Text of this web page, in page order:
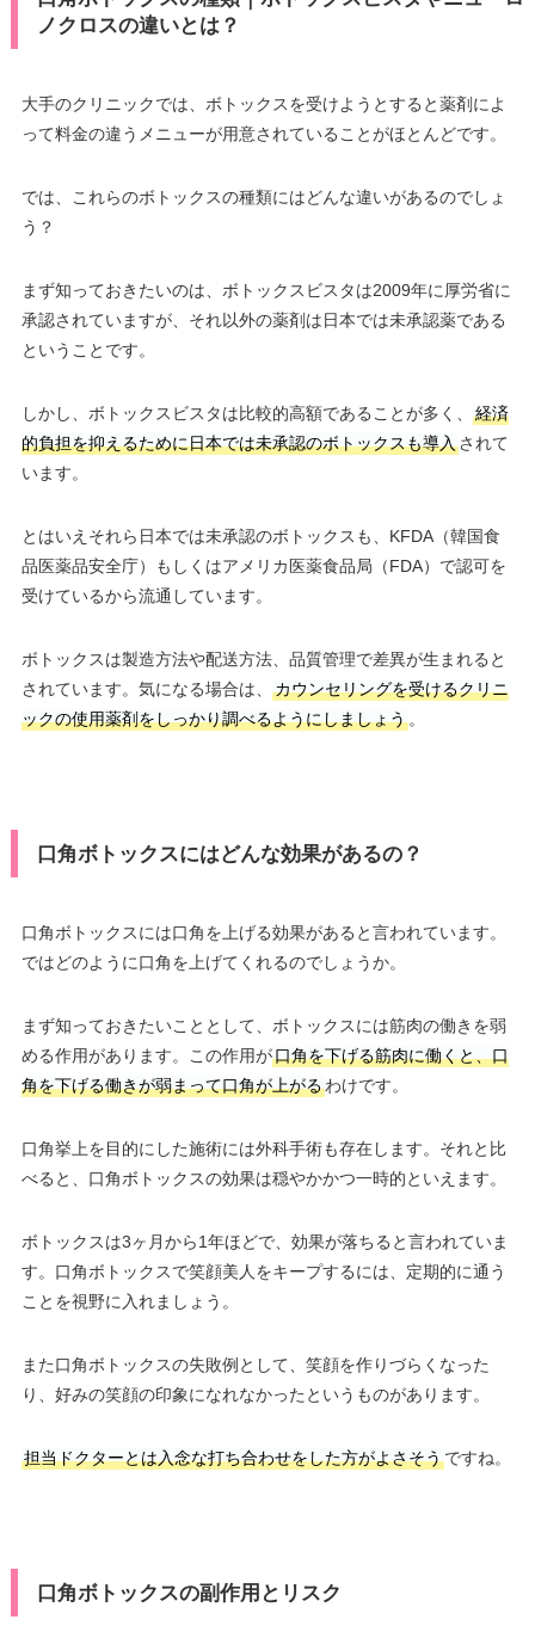
ノクロスの違いとは？
大手のクリニックでは、ボトックスを受けようとすると薬剤によ
って料金の違うメニューが用意されていることがほとんどです。
では、これらのボトックスの種類にはどんな違いがあるのでしょ
う？
まず知っておきたいのは、ボトックスビスタは2009年に厚労省に
承認されていますが、それ以外の薬剤は日本では未承認薬である
ということです。
しかし、ボトックスビスタは比較的高額であることが多く、
経済
的負担を抑えるために日本では未承認のボトックスも導入されて
います。
とはいえそれら日本では未承認のボトックスも、KFDA（韓国食
品医薬品安全庁）もしくはアメリカ医薬食品局（FDA）で認可を
受けているから流通しています。
ボトックスは製造方法や配送方法、品質管理で差異が生まれると
されています。気になる場合は、
カウンセリングを受けるクリニ
ックの使用薬剤をしっかり調べるようにしましょう。
口角ボトックスにはどんな効果があるの？
口角ボトックスには口角を上げる効果があると言われています。
ではどのように口角を上げてくれるのでしょうか。
まず知っておきたいこととして、ボトックスには筋肉の働きを弱
める作用があります。この作用が口角を下げる筋肉に働くと、口
角を下げる働きが弱まって口角が上がるわけです。
口角挙上を目的にした施術には外科手術も存在します。それと比
べると、口角ボトックスの効果は穏やかかつ一時的といえます。
ボトックスは3ヶ月から1年ほどで、効果が落ちると言われていま
す。口角ボトックスで笑顔美人をキープするには、定期的に通う
ことを視野に入れましょう。
また口角ボトックスの失敗例として、笑顔を作りづらくなった
り、好みの笑顔の印象になれなかったというものがあります。
担当ドクターとは入念な打ち合わせをした方がよさそうですね。
口角ボトックスの副作用とリスク